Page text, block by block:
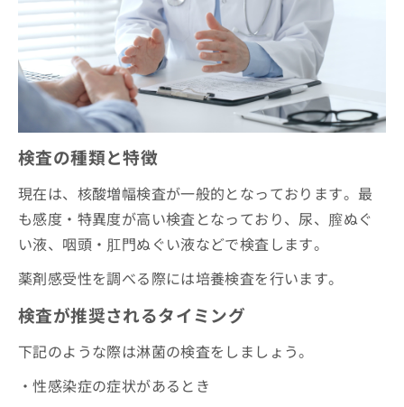
検査の種類と特徴
現在は、核酸増幅検査が一般的となっております。最
も感度・特異度が高い検査となっており、尿、膣ぬぐ
い液、咽頭・肛門ぬぐい液などで検査します。
薬剤感受性を調べる際には培養検査を行います。
検査が推奨されるタイミング
下記のような際は淋菌の検査をしましょう。
・性感染症の症状があるとき